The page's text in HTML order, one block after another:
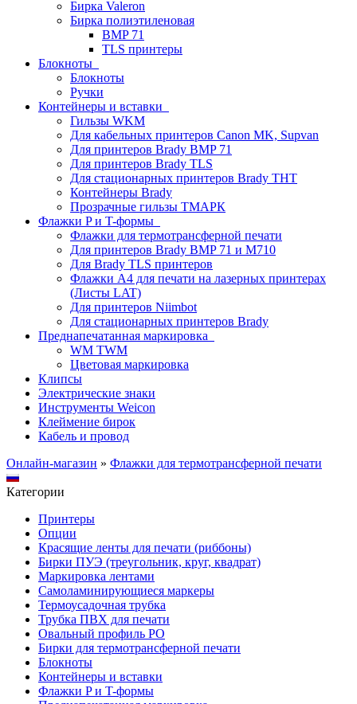
Бирка Valeron
Бирка полиэтиленовая
BMP 71
TLS принтеры
Блокноты
Блокноты
Ручки
Контейнеры и вставки
Гильзы WKM
Для кабельных принтеров Canon MK, Supvan
Для принтеров Brady BMP 71
Для принтеров Brady TLS
Для стационарных принтеров Brady THT
Контейнеры Brady
Прозрачные гильзы ТМАРК
Флажки P и T-формы
Флажки для термотрансферной печати
Для принтеров Brady BMP 71 и M710
Для Brady TLS принтеров
Флажки A4 для печати на лазерных принтерах
(Листы LAT)
Для принтеров Niimbot
Для стационарных принтеров Brady
Преднапечатанная маркировка
WM TWM
Цветовая маркировка
Клипсы
Электрические знаки
Инструменты Weicon
Клеймение бирок
Кабель и провод
Онлайн-магазин » Флажки для термотрансферной печати
Категории
Принтеры
Опции
Красящие ленты для печати (риббоны)
Бирки ПУЭ (треугольник, круг, квадрат)
Маркировка лентами
Самоламинирующиеся маркеры
Термоусадочная трубка
Трубка ПВХ для печати
Овальный профиль PO
Бирки для термотрансферной печати
Блокноты
Контейнеры и вставки
Флажки P и T-формы